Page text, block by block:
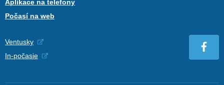
Aplikace na telefony
Počasí na web
Ventusky
In-počasie